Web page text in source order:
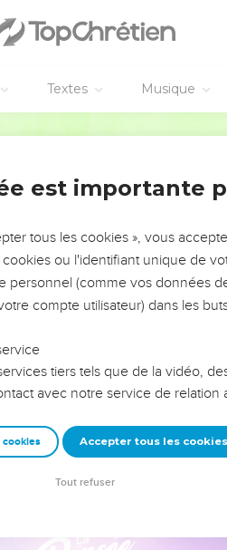
Textes Musique
!
?
ou leur vision. Mais on voit
alors même que ce sont
sur les erreurs
afin que leurs erreurs
un groupe ou une famille,
est importante
tous les cookies », vous
ou l'identifiant unique de
personnel (comme vos données
compte utilisateur) dans les
tiers tels que de la vidéo,
avec notre service de relation
cookies Accepter tous les cookies
Tout refuser